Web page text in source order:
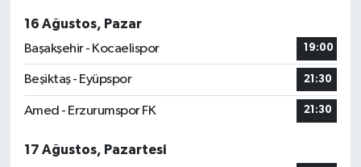
16 Ağustos, Pazar
Başakşehir - Kocaelispor
19:00
Beşiktaş - Eyüpspor 21:30
Amed - Erzurumspor FK 21:30
17 Ağustos, Pazartesi